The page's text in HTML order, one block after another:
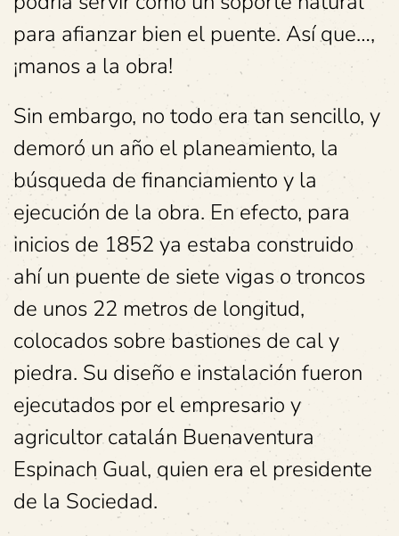
para afianzar bien el puente. Así que…,
¡manos a la obra!
Sin embargo, no todo era tan sencillo, y
demoró un año el planeamiento, la
búsqueda de financiamiento y la
ejecución de la obra. En efecto, para
inicios de 1852 ya estaba construido
ahí un puente de siete vigas o troncos
de unos 22 metros de longitud,
colocados sobre bastiones de cal y
piedra. Su diseño e instalación fueron
ejecutados por el empresario y
agricultor catalán Buenaventura
Espinach Gual, quien era el presidente
de la Sociedad.